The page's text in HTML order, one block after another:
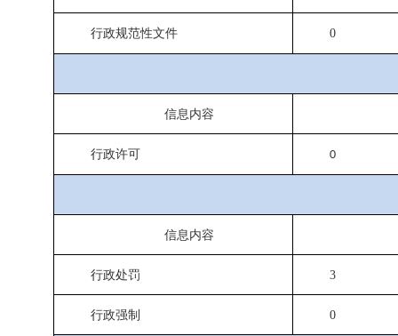
行政规范性文件 0
信息内容
行政许可 0
信息内容
行政处罚 3
行政强制 0